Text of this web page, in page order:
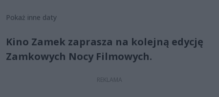
Pokaż inne daty
Kino Zamek zaprasza na kolejną edycję
Zamkowych Nocy Filmowych.